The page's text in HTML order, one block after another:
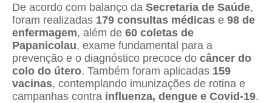
De acordo com balanço da Secretaria de Saúde,
foram realizadas 179 consultas médicas e 98 de
enfermagem, além de 60 coletas de
Papanicolau, exame fundamental para a
prevenção e o diagnóstico precoce do câncer do
colo do útero. Também foram aplicadas 159
vacinas, contemplando imunizações de rotina e
campanhas contra influenza, dengue e Covid-19.